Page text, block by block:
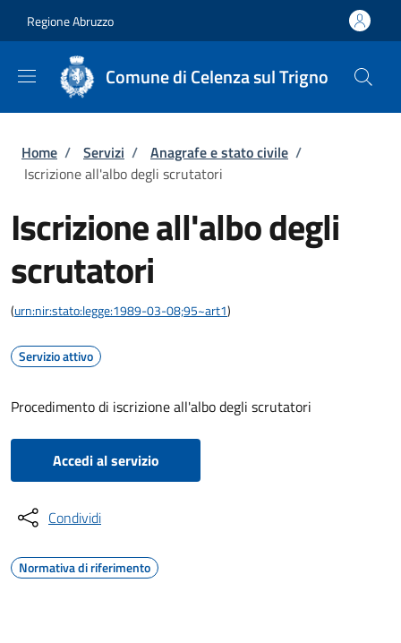
Regione Abruzzo
Comune di Celenza sul Trigno
Briciole di pane
Home / Servizi / Anagrafe e stato civile /
Iscrizione all'albo degli scrutatori
Iscrizione all'albo degli
scrutatori
(urn:nir:stato:legge:1989-03-08;95~art1)
Servizio attivo
Procedimento di iscrizione all'albo degli scrutatori
Accedi al servizio
Condividi
Normativa di riferimento